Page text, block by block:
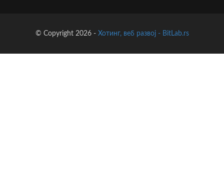
© Copyright 2026 - Хотинг, веб развој - BitLab.rs